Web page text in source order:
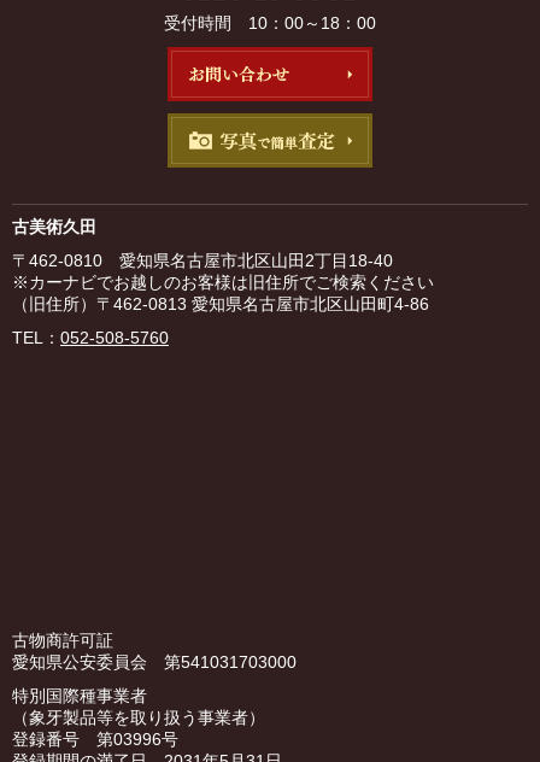
受付時間 10：00～18：00
古美術久田
〒462-0810 愛知県名古屋市北区山田2丁目18-40
※カーナビでお越しのお客様は旧住所でご検索ください
（旧住所）〒462-0813 愛知県名古屋市北区山田町4-86
TEL： 052-508-5760
古物商許可証
愛知県公安委員会 第541031703000
特別国際種事業者
（象牙製品等を取り扱う事業者）
登録番号 第03996号